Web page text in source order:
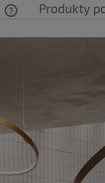
Cena nie zawiera
Produkty